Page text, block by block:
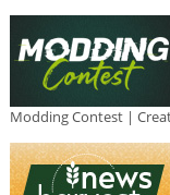
Modding Contest |